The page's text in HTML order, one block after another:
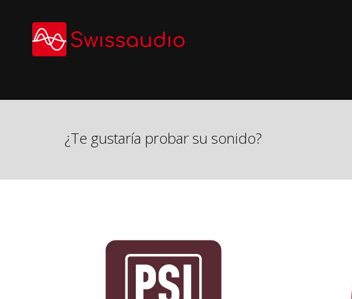
content
¿Te gustaría probar su sonido?